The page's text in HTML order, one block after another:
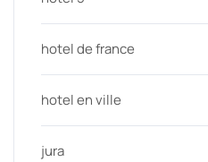
hotel de france
hotel en ville
jura